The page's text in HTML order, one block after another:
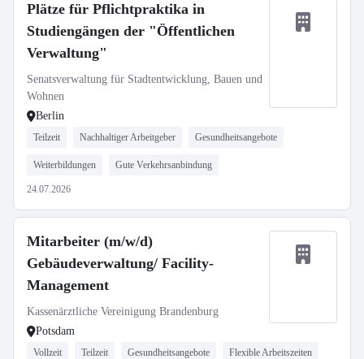
Plätze für Pflichtpraktika in
Studiengängen der "Öffentlichen
Verwaltung"
Senatsverwaltung für Stadtentwicklung, Bauen und
Wohnen
Berlin
Teilzeit Nachhaltiger Arbeitgeber Gesundheitsangebote
Weiterbildungen Gute Verkehrsanbindung
24.07.2026
Mitarbeiter (m/w/d)
Gebäudeverwaltung/ Facility-
Management
Kassenärztliche Vereinigung Brandenburg
Potsdam
Vollzeit Teilzeit Gesundheitsangebote Flexible Arbeitszeiten